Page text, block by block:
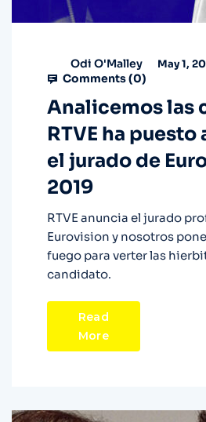
Odi O'Malley May 1,
Comments (0)
Analicemos las
RTVE ha puesto
el jurado de
2019
RTVE anuncia el jurado
Eurovision y nosotros
fuego para verter las
candidato.
Read
More